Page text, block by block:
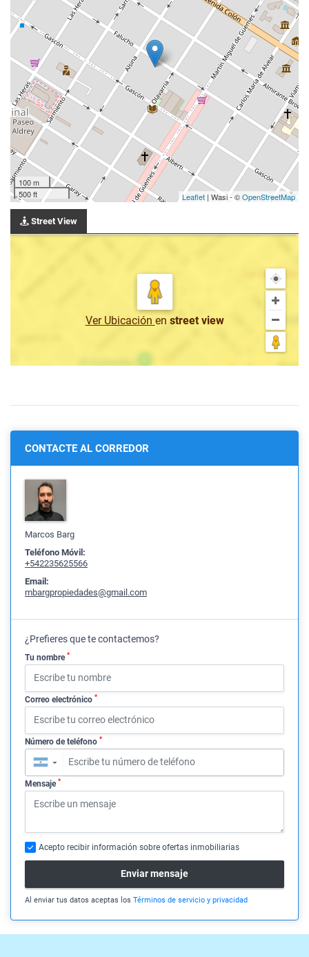
100 m
500 ft
Leaflet | Wasi - ©OpenStreetMap
Street View
Ver Ubicación en street view
CONTACTE AL CORREDOR
Marcos Barg
Teléfono Móvil:
+542235625566
Email:
mbargpropiedades@gmail.com
¿Prefieres que te contactemos?
Tu nombre *
Correo electrónico *
Número de teléfono *
▼
Mensaje *
Acepto recibir información sobre ofertas inmobiliarias
Enviar mensaje
Al enviar tus datos aceptas los Términos de servicio y privacidad